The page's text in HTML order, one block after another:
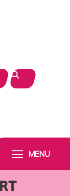
MENU